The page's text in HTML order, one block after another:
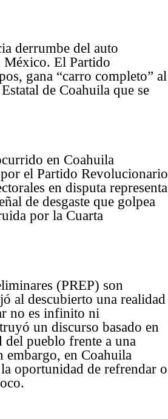
derrumbe del auto
México. El Partido
gana “carro completo” al
de Coahuila que se
en Coahuila
el Partido Revolucionario
en disputa representa
de desgaste que golpea
por la Cuarta
(PREP) son
al descubierto una realidad
no es infinito ni
un discurso basado en
del pueblo frente a una
embargo, en Coahuila
oportunidad de refrendar o